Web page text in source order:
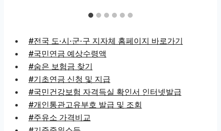
#전국 도·시·군·구 지자체 홈페이지 바로가기
#국민연금 예상수령액
#숨은 보험금 찾기
#기초연금 신청 및 지급
#국민건강보험 자격득실 확인서 인터넷발급
#개인통관고유부호 발급 및 조회
#주유소 가격비교